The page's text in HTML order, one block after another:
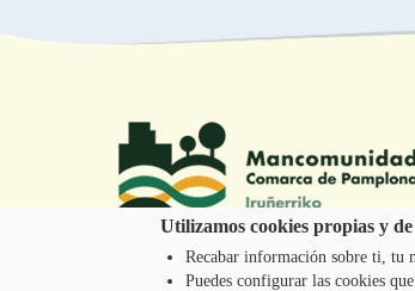
Utilizamos cookies propias y
Recabar información sobre ti, tu
Puedes configurar las cookies